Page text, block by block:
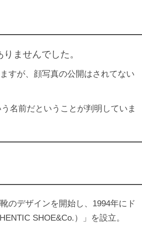
りませんでした。
すが、顔写真の公開はされてない
う名前だということが判明していま
のデザインを開始し、1994年にド
SHOE&Co.）」を設立。